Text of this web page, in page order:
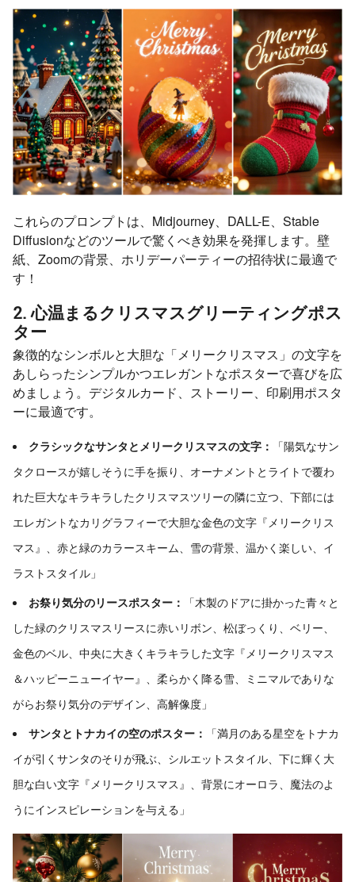
これらのプロンプトは、Midjourney、DALL-E、Stable
Diffusionなどのツールで驚くべき効果を発揮します。壁
紙、Zoomの背景、ホリデーパーティーの招待状に最適で
す！
2. 心温まるクリスマスグリーティングポス
ター
象徴的なシンボルと大胆な「メリークリスマス」の文字を
あしらったシンプルかつエレガントなポスターで喜びを広
めましょう。デジタルカード、ストーリー、印刷用ポスタ
ーに最適です。
クラシックなサンタとメリークリスマスの文字：
「陽気なサン
タクロースが嬉しそうに手を振り、オーナメントとライトで覆わ
れた巨大なキラキラしたクリスマスツリーの隣に立つ、下部には
エレガントなカリグラフィーで大胆な金色の文字『メリークリス
マス』、赤と緑のカラースキーム、雪の背景、温かく楽しい、イ
ラストスタイル」
お祭り気分のリースポスター：
「木製のドアに掛かった青々と
した緑のクリスマスリースに赤いリボン、松ぼっくり、ベリー、
金色のベル、中央に大きくキラキラした文字『メリークリスマス
＆ハッピーニューイヤー』、柔らかく降る雪、ミニマルでありな
がらお祭り気分のデザイン、高解像度」
サンタとトナカイの空のポスター：
「満月のある星空をトナカ
イが引くサンタのそりが飛ぶ、シルエットスタイル、下に輝く大
胆な白い文字『メリークリスマス』、背景にオーロラ、魔法のよ
うにインスピレーションを与える」